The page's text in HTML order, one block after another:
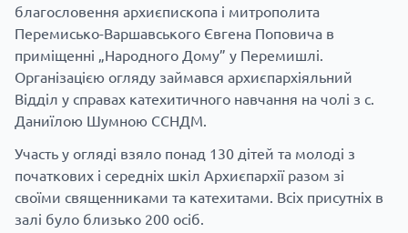
благословення архиєпископа і митрополита
Перемисько-Варшавського Євгена Поповича в
приміщенні „Народного Дому” у Перемишлі.
Організацією огляду займався архиєпархіяльний
Відділ у справах катехитичного навчання на чолі з с.
Даниїлою Шумною ССНДМ.
Участь у огляді взяло понад 130 дітей та молоді з
початкових і середніх шкіл Архиєпархії разом зі
своїми священниками та катехитами. Всіх присутніх в
залі було близько 200 осіб.